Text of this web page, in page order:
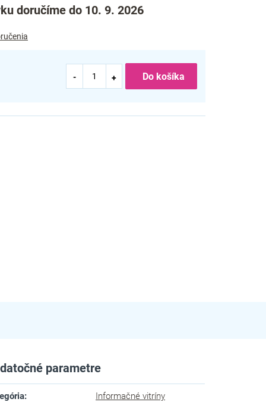
doručíme do 10. 9. 2026
Do košíka
parametre
: Informačné vitríny